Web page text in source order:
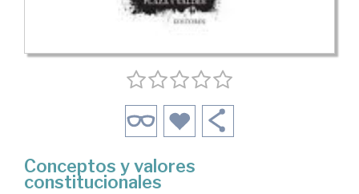
Conceptos y valores
constitucionales